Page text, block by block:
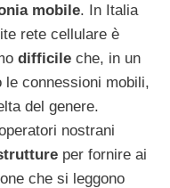
mobile. In Italia
rete cellulare è
difficile che, in un
le connessioni mobili,
del genere.
nostrani
per fornire ai
che si leggono